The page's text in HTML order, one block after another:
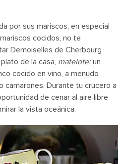
por sus mariscos, en especial
cocidos, no te
Demoiselles de Cherbourg
de la casa, matelote:un
cocido en vino, a menudo
camarones. Durante tu crucero a
de cenar al aire libre
la vista oceánica.